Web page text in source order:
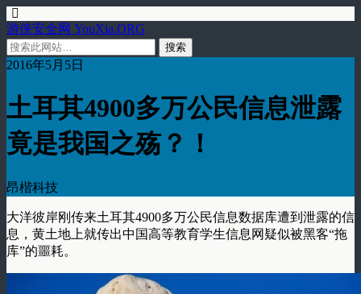
游侠安全网 YouXia.ORG
2016年5月5日
土耳其4900多万公民信息泄露
竟是我国之殇？！
昂楷科技
大洋彼岸刚传来土耳其4900多万公民信息数据库遭到泄露的信
息，黄土地上就传出中国高等教育学生信息网疑似被黑客“拖
库”的噩耗。